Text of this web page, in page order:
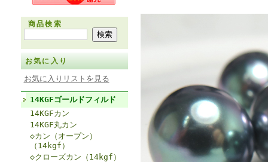
商品検索
お気に入り
お気に入りリストを見る
14KGFゴールドフィルド
14KGFカン
14KGF丸カン
◇カン（オープン）
（14kgf）
◇クローズカン（14kgf）